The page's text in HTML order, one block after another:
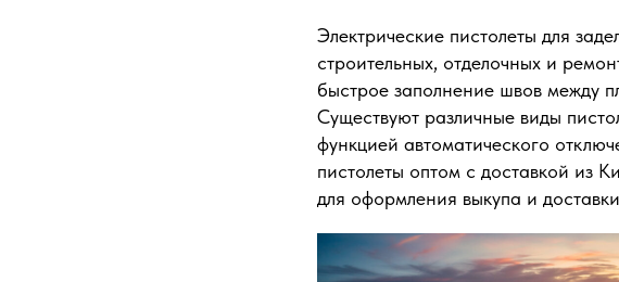
Электрические пистолеты для
строительных, отделочных и
быстрое заполнение швов между
Существуют различные виды
функцией автоматического
пистолеты оптом с доставкой из
для оформления выкупа и